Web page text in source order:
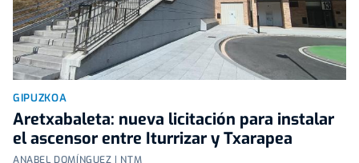
GIPUZKOA
Aretxabaleta: nueva licitación para instalar
el ascensor entre Iturrizar y Txarapea
ANABEL DOMÍNGUEZ | NTM